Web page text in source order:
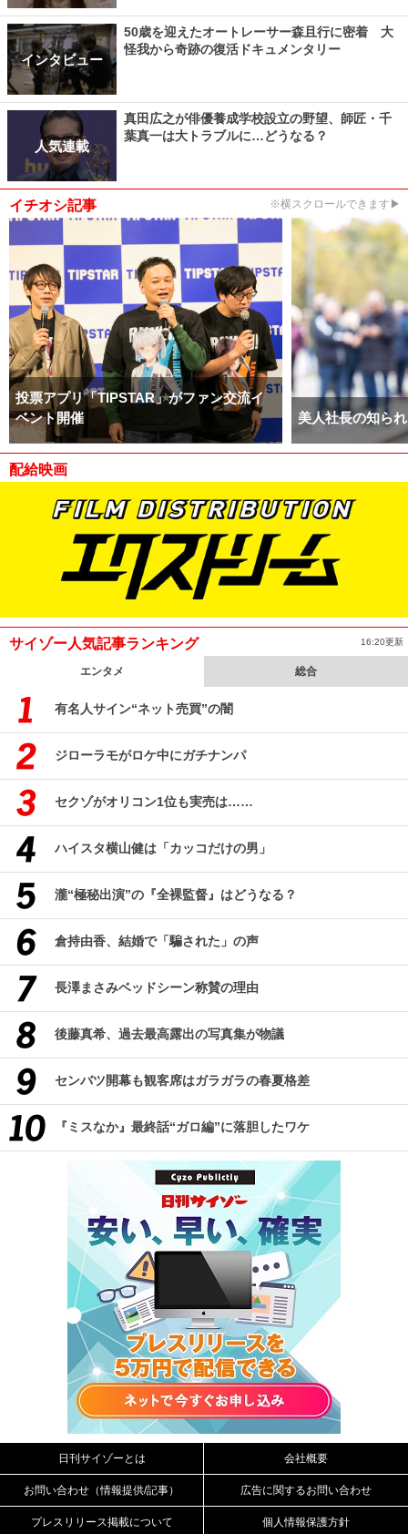
インタビュー
50歳を迎えたオートレーサー森且行に密着 大
怪我から奇跡の復活ドキュメンタリー
人気連載
真田広之が俳優養成学校設立の野望、師匠・千
葉真一は大トラブルに…どうなる？
イチオシ記事 ※横スクロールできます▶
投票アプリ「TIPSTAR」がファン交流イ
ベント開催
美人社長の知ら
配給映画
サイゾー人気記事ランキング 16:20更新
エンタメ 総合
有名人サイン“ネット売買”の闇
ジローラモがロケ中にガチナンパ
セクゾがオリコン1位も実売は……
ハイスタ横山健は「カッコだけの男」
瀧“極秘出演”の『全裸監督』はどうなる？
倉持由香、結婚で「騙された」の声
長澤まさみベッドシーン称賛の理由
後藤真希、過去最高露出の写真集が物議
センバツ開幕も観客席はガラガラの春夏格差
『ミスなか』最終話“ガロ編”に落胆したワケ
日刊サイゾーとは 会社概要
お問い合わせ（情報提供/記事） 広告に関するお問い合わせ
プレスリリース掲載について 個人情報保護方針